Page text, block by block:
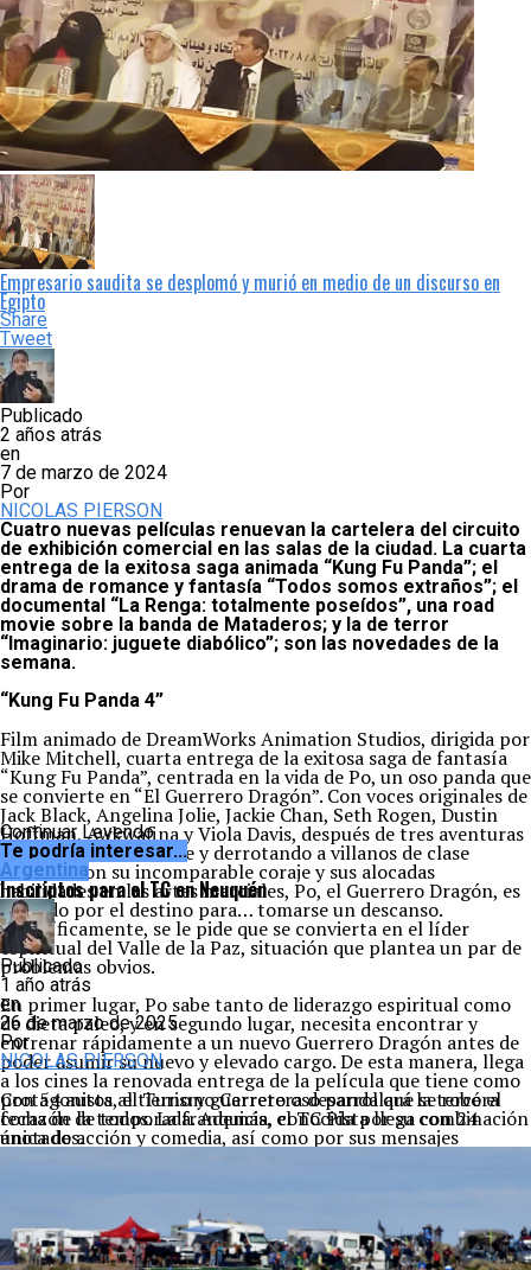
Empresario saudita se desplomó y murió en medio de un discurso en
Egipto
Share
Tweet
Publicado
2 años atrás
en
7 de marzo de 2024
Por
NICOLAS PIERSON
Cuatro nuevas películas renuevan la cartelera del circuito
de exhibición comercial en las salas de la ciudad. La cuarta
entrega de la exitosa saga animada “Kung Fu Panda”; el
drama de romance y fantasía “Todos somos extraños”; el
documental “La Renga: totalmente poseídos”, una road
movie sobre la banda de Mataderos; y la de terror
“Imaginario: juguete diabólico”; son las novedades de la
semana.
“Kung Fu Panda 4”
Film animado de DreamWorks Animation Studios, dirigida por
Mike Mitchell, cuarta entrega de la exitosa saga de fantasía
“Kung Fu Panda”, centrada en la vida de Po, un oso panda que
se convierte en “El Guerrero Dragón”. Con voces originales de
Jack Black, Angelina Jolie, Jackie Chan, Seth Rogen, Dustin
Hoffman, Awkwafina y Viola Davis, después de tres aventuras
desafiando a la muerte y derrotando a villanos de clase
mundial con su incomparable coraje y sus alocadas
habilidades en las artes marciales, Po, el Guerrero Dragón, es
llamado por el destino para… tomarse un descanso.
Específicamente, se le pide que se convierta en el líder
espiritual del Valle de la Paz, situación que plantea un par de
problemas obvios.
En primer lugar, Po sabe tanto de liderazgo espiritual como
de dieta paleo, y en segundo lugar, necesita encontrar y
entrenar rápidamente a un nuevo Guerrero Dragón antes de
poder asumir su nuevo y elevado cargo. De esta manera, llega
a los cines la renovada entrega de la película que tiene como
protagonista al tierno y guerrero oso panda que se robó el
corazón de todos. La franquicia, conocida por su combinación
única de acción y comedia, así como por sus mensajes
trama que promete mantener la esencia que ha capturado a
audiencias globales.
Desde su primera aparición en 2008, la historia logró
Continuar Leyendo
Te podría interesar...
Argentina
Inscriptos para el TC en Neuquén
Publicado
1 año atrás
en
26 de marzo de 2025
Por
NICOLAS PIERSON
Con 54 autos, el Turismo Carretera desarrollará la tercera
fecha de la temporada. Además, el TC Pista llega con 24
anotados.